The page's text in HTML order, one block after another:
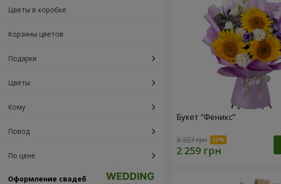
Цветы в коробке
Корзины цветов
Подарки
Цветы
Кому
Повод
По цене
Оформление свадеб
Букет "Феникс"
3 227 грн